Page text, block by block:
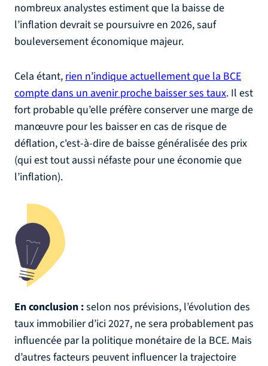
nombreux analystes estiment que la baisse de
l’inflation devrait se poursuivre en 2026, sauf
bouleversement économique majeur.
Cela étant,rien n’indique actuellement que la BCE
compte dans un avenir proche baisser ses taux. Il est
fort probable qu’elle préfère conserver une marge de
manœuvre pour les baisser en cas de risque de
déflation, c'est-à-dire de baisse généralisée des prix
(qui est tout aussi néfaste pour une économie que
l’inflation).
En conclusion :selon nos prévisions, l’évolution des
taux immobilier d’ici 2027, ne sera probablement pas
influencée par la politique monétaire de la BCE. Mais
d’autres facteurs peuvent influencer la trajectoire